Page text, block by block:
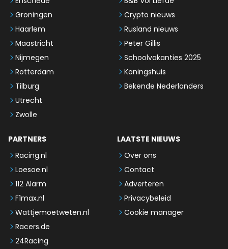
Groningen
Haarlem
Maastricht
Nijmegen
Rotterdam
Tilburg
Utrecht
Zwolle
Crypto nieuws
Rusland nieuws
Peter Gillis
Schoolvakanties 2025
Koningshuis
Bekende Nederlanders
PARTNERS
Racing.nl
Loesoe.nl
112 Alarm
F1max.nl
Wattjemoetweten.nl
Racers.de
24Racing
LAATSTE NIEUWS
Over ons
Contact
Adverteren
Privacybeleid
Cookie manager